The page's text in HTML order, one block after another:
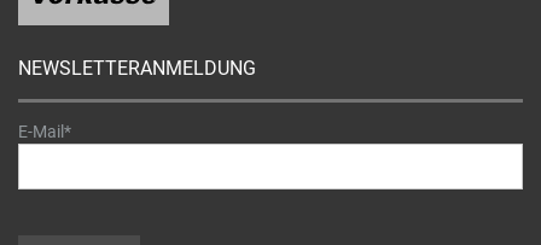
NEWSLETTERANMELDUNG
E-Mail*